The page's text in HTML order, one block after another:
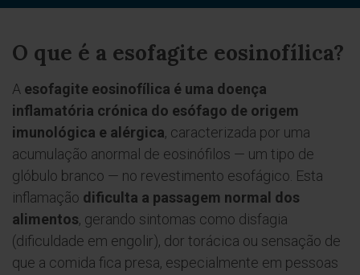
O que é a esofagite eosinofílica?
A esofagite eosinofílica é uma doença
inflamatória crónica do esófago de origem
imunológica e alérgica, caracterizada por uma
acumulação anormal de eosinófilos — um tipo de
glóbulo branco — no revestimento esofágico. Esta
inflamação dificulta a passagem normal dos
alimentos, gerando sintomas como disfagia
(dificuldade em engolir), dor torácica ou sensação de
que a comida fica presa, especialmente em pessoas